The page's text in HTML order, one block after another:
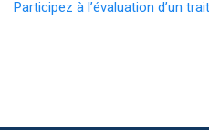
Participez à l’évaluation d’un